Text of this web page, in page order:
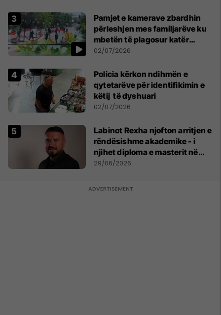
Pamjet e kamerave zbardhin
përleshjen mes familjarëve ku
mbetën të plagosur katër
persona
02/07/2026
Policia kërkon ndihmën e
qytetarëve për identifikimin e
këtij të dyshuari
02/07/2026
Labinot Rexha njofton arritjen e
rëndësishme akademike - i
njihet diploma e masterit në
Psikologji në Zvicër
29/06/2026